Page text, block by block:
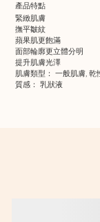
產品特點
緊緻肌膚
撫平皺紋
蘋果肌更飽滿
面部輪廓更立體分明
提升肌膚光澤
肌膚類型： 一般肌膚, 乾
質感： 乳狀液